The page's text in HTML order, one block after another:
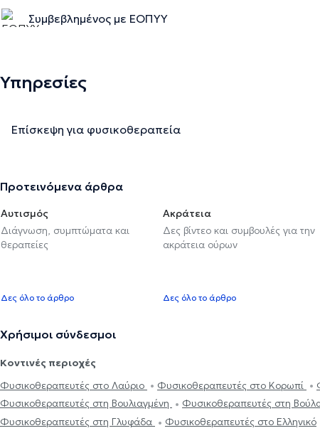
Συμβεβλημένος με ΕΟΠΥΥ
Υπηρεσίες
Επίσκεψη για φυσικοθεραπεία
Προτεινόμενα άρθρα
Αυτισμός
Διάγνωση, συμπτώματα και
θεραπείες
Δες όλο το άρθρο
Ακράτεια
Δες βίντεο και συμβουλές για την
ακράτεια ούρων
Δες όλο το άρθρο
Χρήσιμοι σύνδεσμοι
Κοντινές περιοχές
Φυσικοθεραπευτές στο Λαύριο
Φυσικοθεραπευτές στο Κορωπί
Φυσικοθεραπευτές στη Βουλιαγμένη
Φυσικοθεραπευτές στη
Φυσικοθεραπευτές στη Γλυφάδα
Φυσικοθεραπευτές στο Ελληνικό